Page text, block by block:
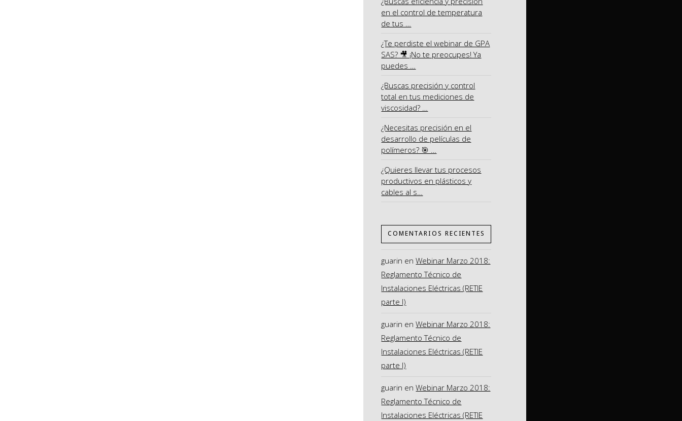
en el control de temperatura
de tus …
¿Te perdiste el webinar de GPA
SAS? 🎥 ¡No te preocupes! Ya
puedes …
¿Buscas precisión y control
total en tus mediciones de
viscosidad? …
¿Necesitas precisión en el
desarrollo de películas de
polímeros? 🎯 …
¿Quieres llevar tus procesos
productivos en plásticos y
cables al s…
COMENTARIOS RECIENTES
guarin enWebinar Marzo 2018:
Reglamento Técnico de
Instalaciones Eléctricas (RETIE
parte I)
guarin enWebinar Marzo 2018:
Reglamento Técnico de
Instalaciones Eléctricas (RETIE
parte I)
guarin enWebinar Marzo 2018:
Reglamento Técnico de
Instalaciones Eléctricas (RETIE